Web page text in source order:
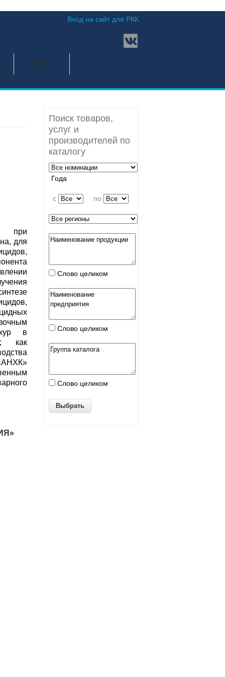
Вход на сайт для РКК
СМИ О НАС
при
для
в
как
Поиск товаров,
услуг и
производителей по
каталогу
Года
c по
Слово целиком
Слово целиком
Слово целиком